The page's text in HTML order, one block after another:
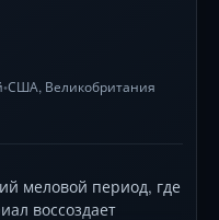
•США, Великобритания
меловой период, где
воссоздает